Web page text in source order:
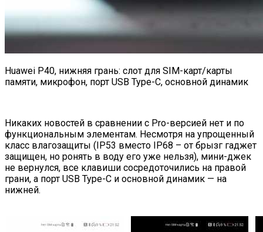
Huawei P40, нижняя грань: слот для SIM-карт/карты
памяти, микрофон, порт USB Type-C, основной динамик
Никаких новостей в сравнении с Pro-версией нет и по
функциональным элементам. Несмотря на упрощенный
класс влагозащиты (IP53 вместо IP68 – от брызг гаджет
защищен, но ронять в воду его уже нельзя), мини-джек
не вернулся, все клавиши сосредоточились на правой
грани, а порт USB Type-C и основной динамик — на
нижней.